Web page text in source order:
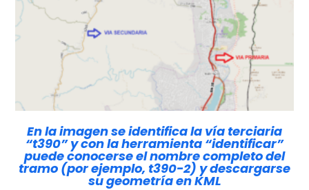
En la imagen se identifica la vía terciaria
“t390” y con la herramienta “identificar”
puede conocerse el nombre completo del
tramo (por ejemplo, t390-2) y descargarse
su geometría en KML